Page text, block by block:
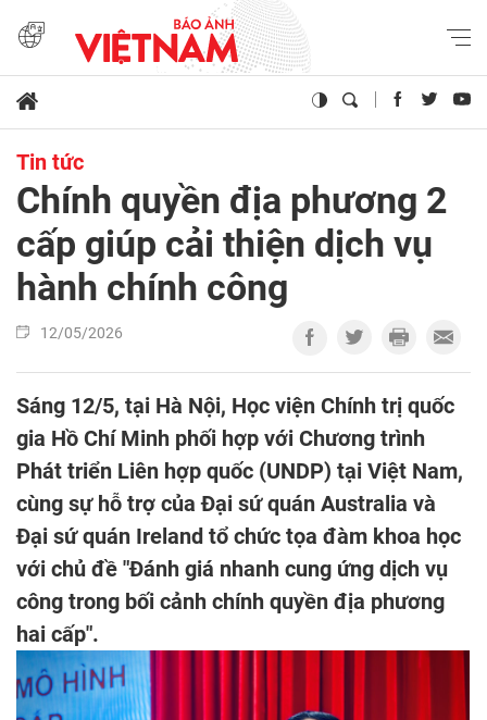
Tin tức
Chính quyền địa phương 2
cấp giúp cải thiện dịch vụ
hành chính công
12/05/2026
Sáng 12/5, tại Hà Nội, Học viện Chính trị quốc
gia Hồ Chí Minh phối hợp với Chương trình
Phát triển Liên hợp quốc (UNDP) tại Việt Nam,
cùng sự hỗ trợ của Đại sứ quán Australia và
Đại sứ quán Ireland tổ chức tọa đàm khoa học
với chủ đề "Đánh giá nhanh cung ứng dịch vụ
công trong bối cảnh chính quyền địa phương
hai cấp".